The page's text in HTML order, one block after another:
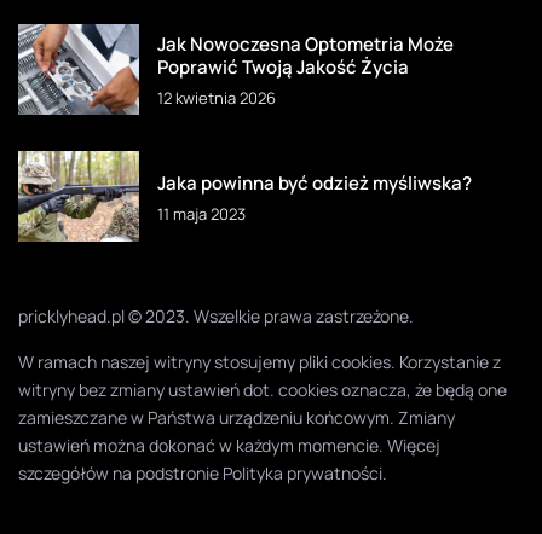
Jak Nowoczesna Optometria Może
Poprawić Twoją Jakość Życia
12 kwietnia 2026
Jaka powinna być odzież myśliwska?
11 maja 2023
pricklyhead.pl © 2023. Wszelkie prawa zastrzeżone.
W ramach naszej witryny stosujemy pliki cookies. Korzystanie z
witryny bez zmiany ustawień dot. cookies oznacza, że będą one
zamieszczane w Państwa urządzeniu końcowym. Zmiany
ustawień można dokonać w każdym momencie. Więcej
szczegółów na podstronie Polityka prywatności.